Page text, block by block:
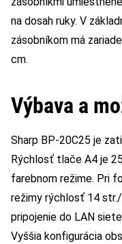
na dosah ruky. V
zásobníkom má
cm.
Výbava a
Sharp BP-20C25 je
Rýchlosť tlače A4 je
farebnom režime. Pri
režimy rýchlosť 14
pripojenie do LAN
Vyššia konfigurácia